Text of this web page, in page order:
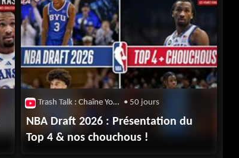
Trash Talk : Chaîne Youtube • 50 jours
NBA Draft 2026 : Présentation du
Top 4 & nos chouchous !